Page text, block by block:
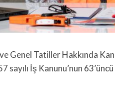
Genel Tatiller Hakkında
İş Kanunu’nun